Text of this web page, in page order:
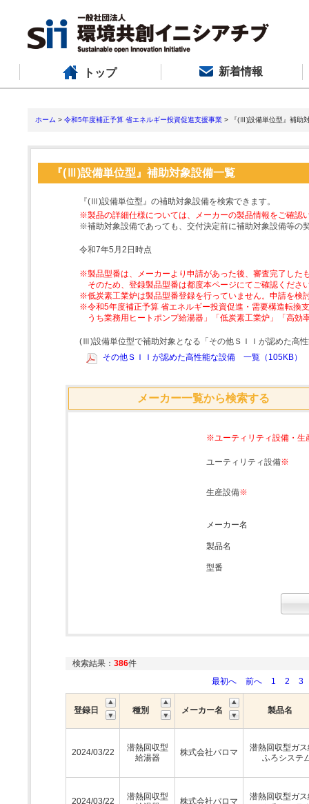
トップ 新着情報
ホーム > 令和5年度補正予算 省エネルギー投資促進支援事業 > 『(Ⅲ)設備単位型』補助
『(Ⅲ)設備単位型』補助対象設備一覧
『(Ⅲ)設備単位型』の補助対象設備を検索できます。
※製品の詳細仕様については、メーカーの製品情報をご確認
※補助対象設備であっても、交付決定前に補助対象設備等の
令和7年5月2日時点
※製品型番は、メーカーより申請があった後、審査完了した
そのため、登録製品型番は都度本ページにてご確認くださ
※低炭素工業炉は製品型番登録を行っていません。申請を検
※令和5年度補正予算 省エネルギー投資促進・需要構造転換
うち業務用ヒートポンプ給湯器」「低炭素工業炉」「高
(Ⅲ)設備単位型で補助対象となる「その他ＳＩＩが認めた高
その他ＳＩＩが認めた高性能な設備 一覧（105KB）
メーカー一覧から検索する
※ユーティリティ設備・生
ユーティリティ設備※
生産設備※
メーカー名
製品名
型番
検索結果： 386件
最初へ
前へ 1 2 3
登録日 種別 メーカー名 製品名
2024/03/22
潜熱回収型
給湯器
株式会社パロマ
潜熱回収型ガ
ふろシステ
2024/03/22
潜熱回収型
株式会社パロマ
潜熱回収型ガ